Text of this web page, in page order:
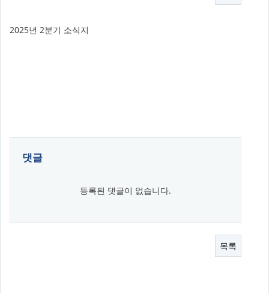
2025년 2분기 소식지
댓글
등록된 댓글이 없습니다.
목록